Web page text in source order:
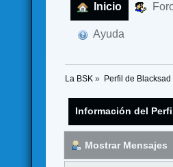
Inicio
Ayuda
La BSK » Perfil de Blacksad
Información del
Mostrar Mensajes